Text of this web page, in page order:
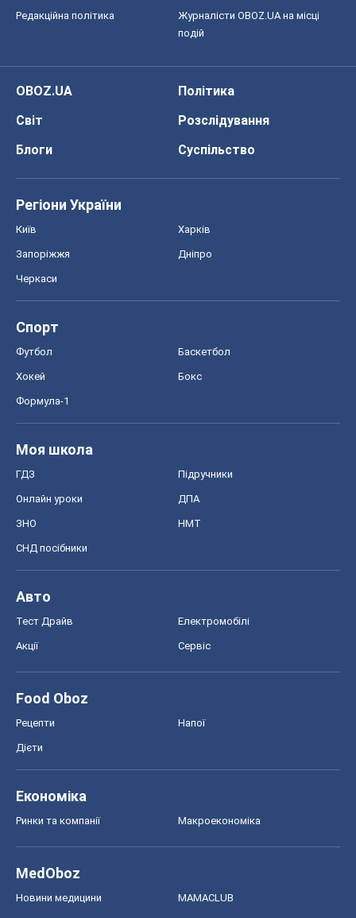
Редакційна політика
Журналісти OBOZ.UA на місці
подій
OBOZ.UA
Політика
Світ
Розслідування
Блоги
Суспільство
Регіони України
Київ Харків
Запоріжжя Дніпро
Черкаси
Спорт
Футбол Баскетбол
Хокей Бокс
Формула-1
Моя школа
ГДЗ Підручники
Онлайн уроки ДПА
ЗНО НМТ
СНД посібники
Авто
Тест Драйв Електромобілі
Акції Сервіс
Food Oboz
Рецепти Напої
Дієти
Економіка
Ринки та компанії Макроекономіка
MedOboz
Новини медицини MAMACLUB